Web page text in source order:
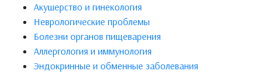
Акушерство и гинекология
Неврологические проблемы
Болезни органов пищеварения
Аллергология и иммунология
Эндокринные и обменные заболевания